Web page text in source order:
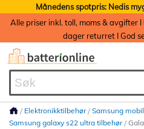
Månedens spotpris: Nedis
Alle priser inkl. toll, moms & avgifter I
dager returret I God
Elektronikktilbehør Samsung
Samsung galaxy s22 ultra tilbehør